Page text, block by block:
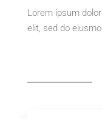
Lorem ipsum
elit, sed do